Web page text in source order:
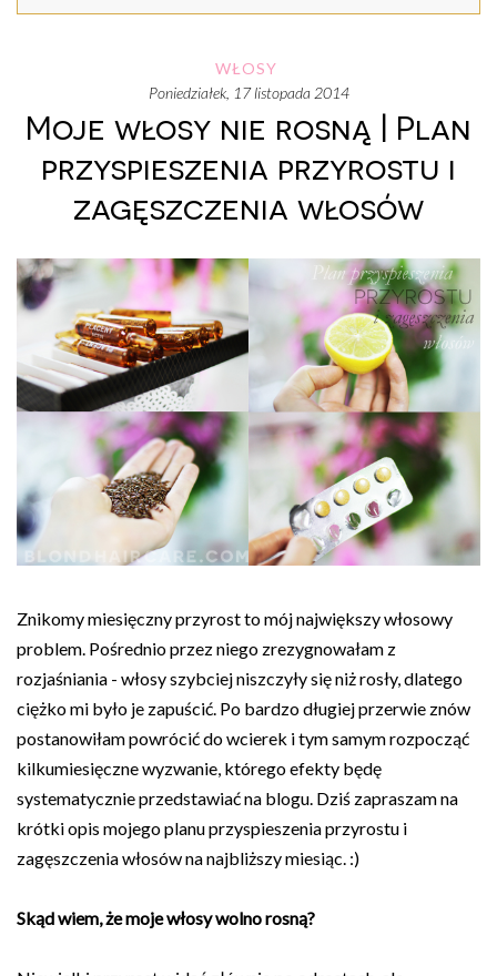
WŁOSY
poniedziałek, 17 listopada 2014
Moje włosy nie rosną | Plan
przyspieszenia przyrostu i
zagęszczenia włosów
Znikomy miesięczny przyrost to mój największy włosowy
problem. Pośrednio przez niego zrezygnowałam z
rozjaśniania - włosy szybciej niszczyły się niż rosły, dlatego
ciężko mi było je zapuścić. Po bardzo długiej przerwie znów
postanowiłam powrócić do wcierek i tym samym rozpocząć
kilkumiesięczne wyzwanie, którego efekty będę
systematycznie przedstawiać na blogu. Dziś zapraszam na
krótki opis mojego planu przyspieszenia przyrostu i
zagęszczenia włosów na najbliższy miesiąc. :)
Skąd wiem, że moje włosy wolno rosną?